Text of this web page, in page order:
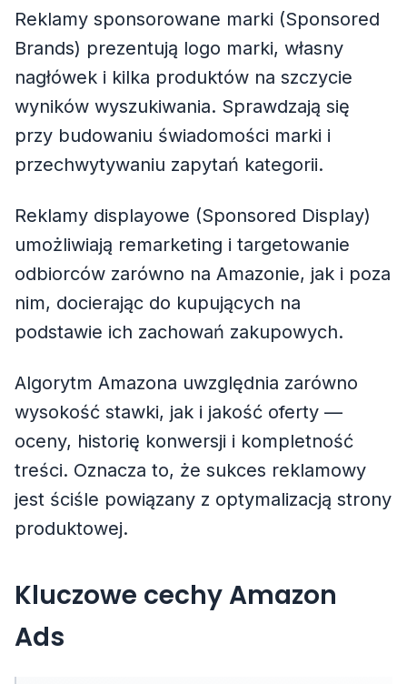
Reklamy sponsorowane marki (Sponsored
Brands) prezentują logo marki, własny
nagłówek i kilka produktów na szczycie
wyników wyszukiwania. Sprawdzają się
przy budowaniu świadomości marki i
przechwytywaniu zapytań kategorii.
Reklamy displayowe (Sponsored Display)
umożliwiają remarketing i targetowanie
odbiorców zarówno na Amazonie, jak i poza
nim, docierając do kupujących na
podstawie ich zachowań zakupowych.
Algorytm Amazona uwzględnia zarówno
wysokość stawki, jak i jakość oferty —
oceny, historię konwersji i kompletność
treści. Oznacza to, że sukces reklamowy
jest ściśle powiązany z optymalizacją strony
produktowej.
Kluczowe cechy Amazon
Ads